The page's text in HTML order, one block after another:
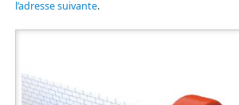
l’adresse suivante.